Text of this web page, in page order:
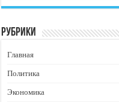
Рубрики
Главная
Политика
Экономика